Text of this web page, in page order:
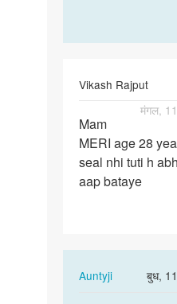
Vikash Rajput
मंगल,
Mam
MERI
age
28
Mam
MERI age 28
seal nhi tuti h
aap bataye
Auntyji
बुध,
In